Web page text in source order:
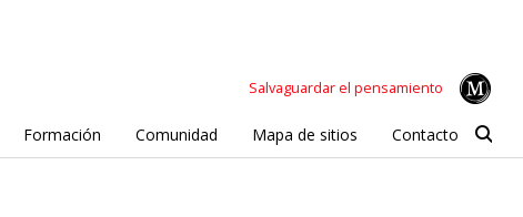
Salvaguardar el pensamiento
Formación Comunidad Mapa de sitios Contacto